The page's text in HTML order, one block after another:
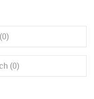
(0)